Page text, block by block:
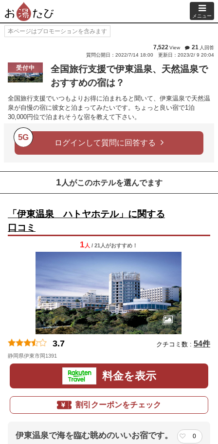
メニュー
本ページはプロモーションを含みます
7,522View 21 人回答
質問公開日：2022/7/14 18:00
更新日：2023/2/ 9 20:04
受付中
全国旅行支援で伊東温泉、天然温泉で
おすすめの宿は？
全国旅行支援でいつもよりお得に泊まれると聞いて、伊東温泉で天然温
泉が自慢の宿に彼女と泊まってみたいです。ちょっと良い宿で1泊
30,000円位で泊まれそうな宿を教えて下さい。
5G
ログインして質問に回答する
1 人がこのホテルを選んでます
「伊東温泉 ハトヤホテル」に関する
口コミ
1 人 / 21人がおすすめ！
3.7 クチコミ数 : 54件
静岡県伊東市岡1391
料金を表示
割引クーポンをチェック
伊東温泉で海を臨む眺めのいいお宿です。 0